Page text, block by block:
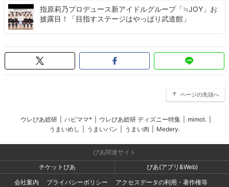
指原莉乃プロデュース新アイドルグループ「≒JOY」お
披露目！「目指すステージはやっぱり武道館」
ページの先頭へ
ウレぴあ総研 ハピママ* ウレぴあ総研 ディズニー特集 mimot.
うまいめし
うまいパン うまい肉 Medery.
ぴあ関連サイト
チケットぴあ
ぴあ(アプリ&Web)
会社案内
プライバシーポリシー
アクセスデータの利用・著作権等